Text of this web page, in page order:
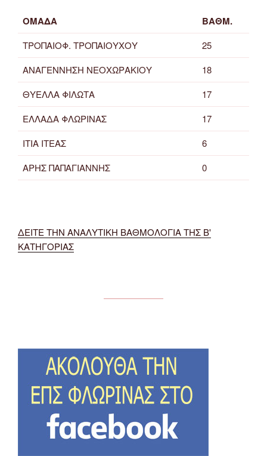
ΟΜΑΔΑ ΒΑΘΜ.
ΤΡΟΠΑΙΟΦ. ΤΡΟΠΑΙΟΥΧΟΥ
25
ΑΝΑΓΕΝΝΗΣΗ ΝΕΟΧΩΡΑΚΙΟΥ
18
ΘΥΕΛΛΑ ΦΙΛΩΤΑ
17
ΕΛΛΑΔΑ ΦΛΩΡΙΝΑΣ
17
ΙΤΙΑ ΙΤΕΑΣ
6
ΑΡΗΣ ΠΑΠΑΓΙΑΝΝΗΣ
0
ΔΕΙΤΕ ΤΗΝ ΑΝΑΛΥΤΙΚΗ ΒΑΘΜΟΛΟΓΙΑ ΤΗΣ Β'
ΚΑΤΗΓΟΡΙΑΣ